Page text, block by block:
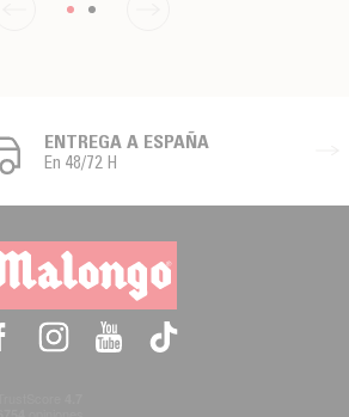
ENTREGA A ESPAÑA
En 48/72 H